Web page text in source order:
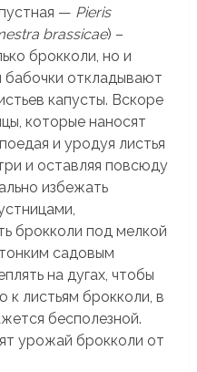
— Pieris
brassicae) –
брокколи, но и
бабочки откладывают
капусты. Вскоре
которые наносят
и уродуя листья
и оставляя повсюду
избежать
брокколи под мелкой
садовым
на дугах, чтобы
к листьям брокколи, в
бесполезной.
урожай брокколи от